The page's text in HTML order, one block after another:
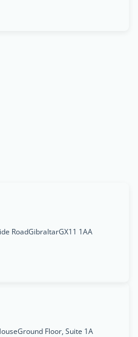
RoadGibraltarGX11 1AA
Floor, Suite 1A